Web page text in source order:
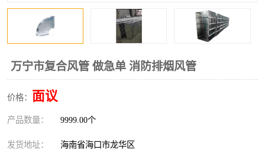
万宁市复合风管 做急单 消防排烟风管
价格： 面议
产品数量： 9999.00个
发货地址： 海南省海口市龙华区
不锈钢烟罩
排烟风机 百叶风口
油烟净化器